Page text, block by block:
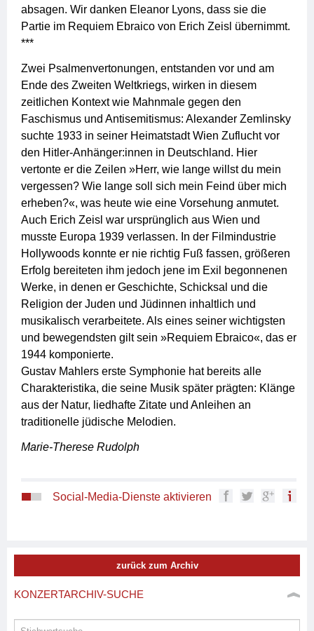
absagen. Wir danken Eleanor Lyons, dass sie die
Partie im Requiem Ebraico von Erich Zeisl übernimmt.
***
Zwei Psalmenvertonungen, entstanden vor und am
Ende des Zweiten Weltkriegs, wirken in diesem
zeitlichen Kontext wie Mahnmale gegen den
Faschismus und Antisemitismus: Alexander Zemlinsky
suchte 1933 in seiner Heimatstadt Wien Zuflucht vor
den Hitler-Anhänger:innen in Deutschland. Hier
vertonte er die Zeilen »Herr, wie lange willst du mein
vergessen? Wie lange soll sich mein Feind über mich
erheben?«, was heute wie eine Vorsehung anmutet.
Auch Erich Zeisl war ursprünglich aus Wien und
musste Europa 1939 verlassen. In der Filmindustrie
Hollywoods konnte er nie richtig Fuß fassen, größeren
Erfolg bereiteten ihm jedoch jene im Exil begonnenen
Werke, in denen er Geschichte, Schicksal und die
Religion der Juden und Jüdinnen inhaltlich und
musikalisch verarbeitete. Als eines seiner wichtigsten
und bewegendsten gilt sein »Requiem Ebraico«, das er
1944 komponierte.
Gustav Mahlers erste Symphonie hat bereits alle
Charakteristika, die seine Musik später prägten: Klänge
aus der Natur, liedhafte Zitate und Anleihen an
traditionelle jüdische Melodien.
Marie-Therese Rudolph
Social-Media-Dienste aktivieren
zurück zum Archiv
KONZERTARCHIV-SUCHE